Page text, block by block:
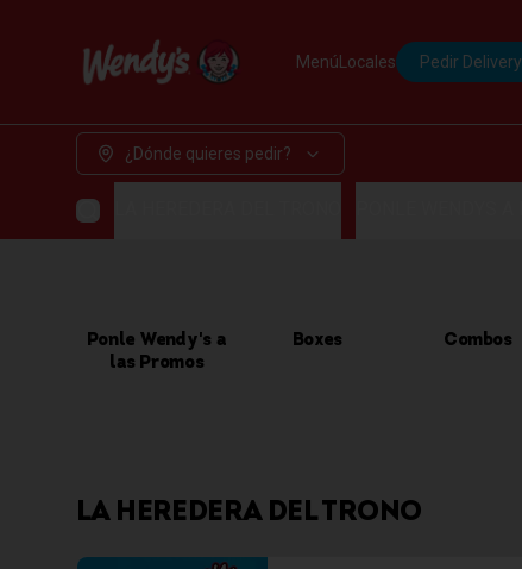
Menú Locales Pedir Delivery
¿Dónde quieres pedir?
Ponle Wendy's a
las Promos
Boxes Combos
LA HEREDERA DEL TRONO